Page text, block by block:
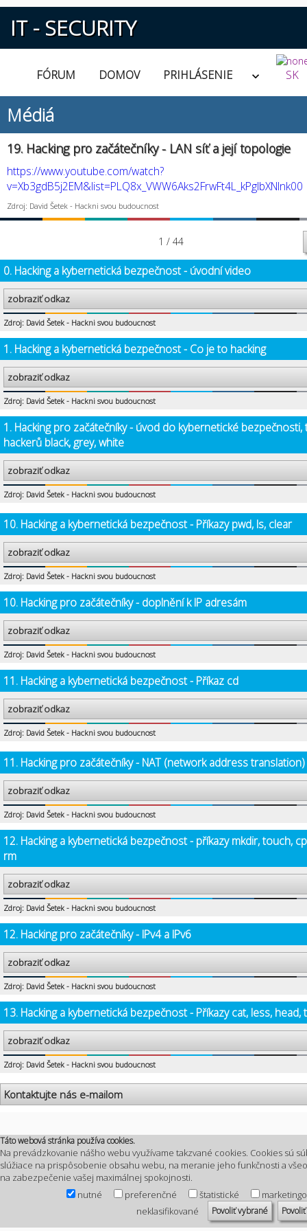
Táto webová stránka používa cookies.
Na prevádzkovanie nášho webu využívame takzvané cookies. Cookies sú
slúžiace na prispôsobenie obsahu webu, na meranie jeho funkčnosti a
na zabezpečenie vašej maximálnej spokojnosti.
nutné
preferenčné štatistické
neklasifikované
Povoliť vybrané
IT - SECURITY
FÓRUM DOMOV PRIHLÁSENIE SK
Médiá
19. Hacking pro začátečníky - LAN síť a její topologie
https://www.youtube.com/watch?
v=Xb3gdB5j2EM&list=PLQ8x_VWW6Aks2FrwFt4L_kPgIbXNlnk00
Zdroj: David Šetek - Hackni svou budoucnost
1 / 44
0. Hacking a kybernetická bezpečnost - úvodní video
zobraziť odkaz
Zdroj: David Šetek - Hackni svou budoucnost
1. Hacking a kybernetická bezpečnost - Co je to hacking
zobraziť odkaz
Zdroj: David Šetek - Hackni svou budoucnost
1. Hacking pro začátečníky - úvod do kybernetické bezpečnosti,
hackerů black, grey, white
zobraziť odkaz
Zdroj: David Šetek - Hackni svou budoucnost
10. Hacking a kybernetická bezpečnost - Příkazy pwd, ls, clear
zobraziť odkaz
Zdroj: David Šetek - Hackni svou budoucnost
10. Hacking pro začátečníky - doplnění k IP adresám
zobraziť odkaz
Zdroj: David Šetek - Hackni svou budoucnost
11. Hacking a kybernetická bezpečnost - Příkaz cd
zobraziť odkaz
Zdroj: David Šetek - Hackni svou budoucnost
11. Hacking pro začátečníky - NAT (network address translation)
zobraziť odkaz
Zdroj: David Šetek - Hackni svou budoucnost
12. Hacking a kybernetická bezpečnost - příkazy mkdir, touch,
rm
zobraziť odkaz
Zdroj: David Šetek - Hackni svou budoucnost
12. Hacking pro začátečníky - IPv4 a IPv6
zobraziť odkaz
Zdroj: David Šetek - Hackni svou budoucnost
13. Hacking a kybernetická bezpečnost - Příkazy cat, less, head,
zobraziť odkaz
Zdroj: David Šetek - Hackni svou budoucnost
Kontaktujte nás e-mailom